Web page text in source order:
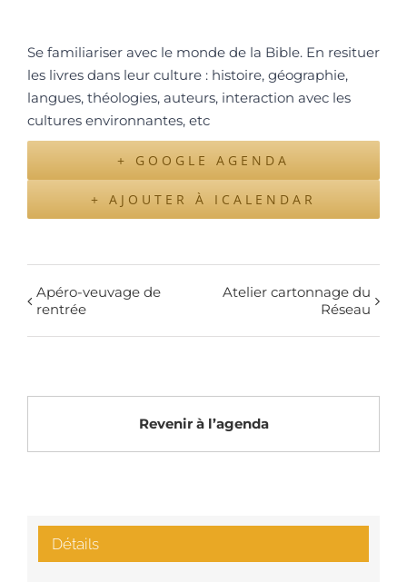
Se familiariser avec le monde de la Bible. En resituer
les livres dans leur culture : histoire, géographie,
langues, théologies, auteurs, interaction avec les
cultures environnantes, etc
+ GOOGLE AGENDA
+ AJOUTER À ICALENDAR
Apéro-veuvage de
rentrée
Atelier cartonnage du
Réseau
Revenir à l’agenda
Détails